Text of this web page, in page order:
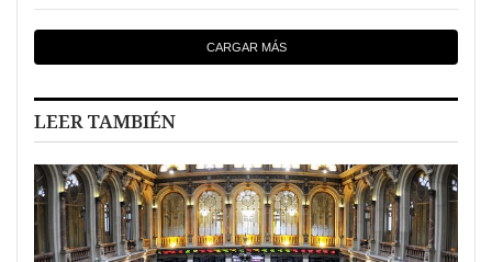
CARGAR MÁS
LEER TAMBIÉN